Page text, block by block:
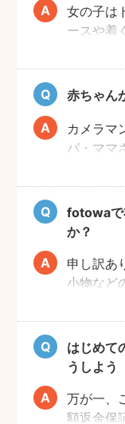
女の子は
ースや着
の成長
着るくら
いらっし
また、ク
とより記
赤ちゃん
カメラマ
パ・ママ
のあや
方は、ぜ
さいね。
fotowaで
か？
申し訳あ
小物など
おりま
願いして
はじめて
うしよう
万が一、
額返金保